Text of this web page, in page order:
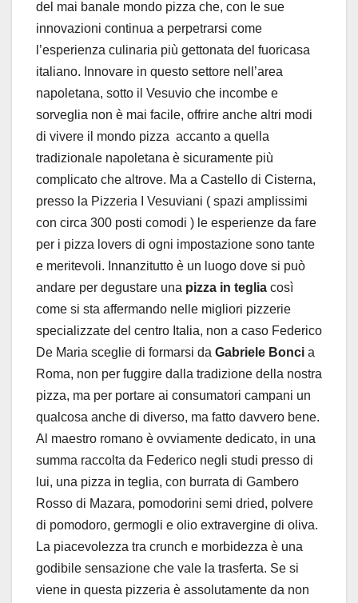
del mai banale mondo pizza che, con le sue
innovazioni continua a perpetrarsi come
l’esperienza culinaria più gettonata del fuoricasa
italiano. Innovare in questo settore nell’area
napoletana, sotto il Vesuvio che incombe e
sorveglia non è mai facile, offrire anche altri modi
di vivere il mondo pizza accanto a quella
tradizionale napoletana è sicuramente più
complicato che altrove. Ma a Castello di Cisterna,
presso la Pizzeria I Vesuviani ( spazi amplissimi
con circa 300 posti comodi ) le esperienze da fare
per i pizza lovers di ogni impostazione sono tante
e meritevoli. Innanzitutto è un luogo dove si può
andare per degustare una pizza in teglia così
come si sta affermando nelle migliori pizzerie
specializzate del centro Italia, non a caso Federico
De Maria sceglie di formarsi da Gabriele Bonci a
Roma, non per fuggire dalla tradizione della nostra
pizza, ma per portare ai consumatori campani un
qualcosa anche di diverso, ma fatto davvero bene.
Al maestro romano è ovviamente dedicato, in una
summa raccolta da Federico negli studi presso di
lui, una pizza in teglia, con burrata di Gambero
Rosso di Mazara, pomodorini semi dried, polvere
di pomodoro, germogli e olio extravergine di oliva.
La piacevolezza tra crunch e morbidezza è una
godibile sensazione che vale la trasferta. Se si
viene in questa pizzeria è assolutamente da non